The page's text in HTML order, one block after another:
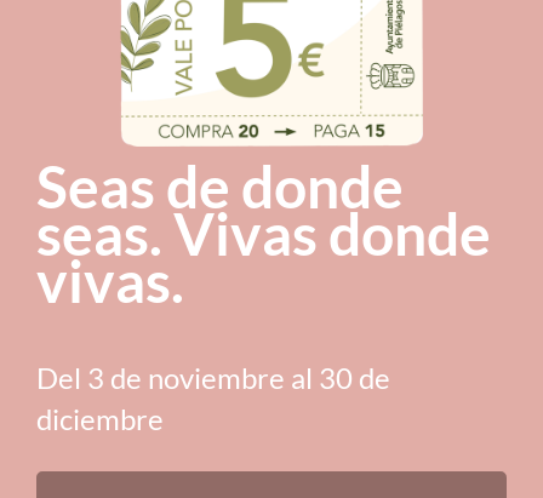
Seas de donde
seas. Vivas donde
vivas.
Del 3 de noviembre al 30 de
diciembre